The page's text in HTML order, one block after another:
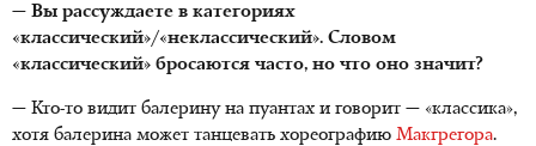
— Вы рассуждаете в категориях
«классический»/«неклассический». Словом
«классический» бросаются часто, но что оно значит?
— Кто-то видит балерину на пуантах и говорит — «классика»,
хотя балерина может танцевать хореографию Макгрегора.